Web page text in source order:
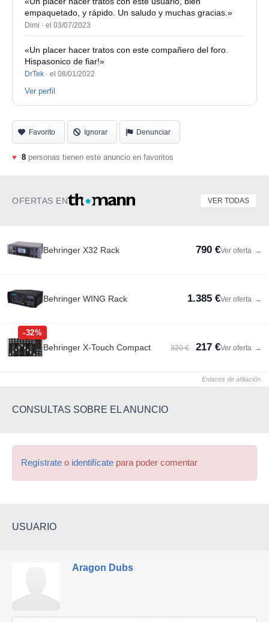
empaquetado, y rápido. Un saludo y muchas gracias.»
Dimi · el 03/07/2023
«Un placer hacer tratos con este compañero del foro.
Hispasonico de fiar!»
DrTek · el 08/01/2022
Ver perfil
Favorito Ignorar Denunciar
♥ 8 personas tienen este anuncio en favoritos
OFERTAS EN VER TODAS
Behringer X32 Rack 790 €Ver oferta →
Behringer WING Rack 1.385 €Ver oferta →
-32%
Behringer X-Touch Compact 320 € 217 €Ver oferta →
Enlaces de afiliación
CONSULTAS SOBRE EL ANUNCIO
Regístrate o identifícate para poder comentar
USUARIO
Aragon Dubs